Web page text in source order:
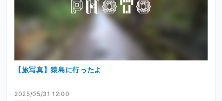
2025/05/31 12:00
【旅写真】猿島に行ったよ